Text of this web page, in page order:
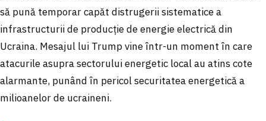
să pună temporar capăt distrugerii sistematice a
infrastructurii de producție de energie electrică din
Ucraina. Mesajul lui Trump vine într-un moment în care
atacurile asupra sectorului energetic local au atins cote
alarmante, punând în pericol securitatea energetică a
milioanelor de ucraineni.